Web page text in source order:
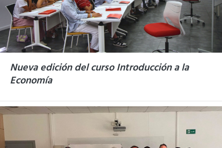
Nueva edición del curso Introducción a la
Economía